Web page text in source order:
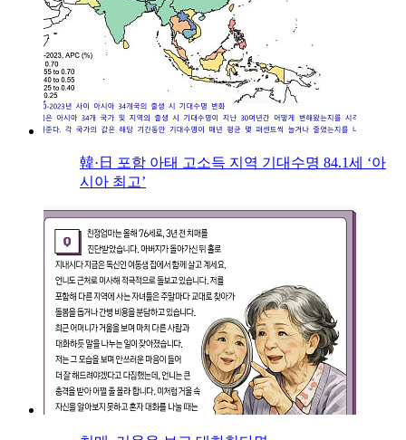
韓·日 포함 아태 고소득 지역 기대수명 84.1세 ‘아
시아 최고’